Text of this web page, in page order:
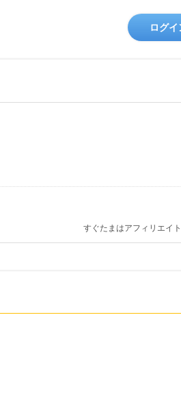
ログイ
すぐたまはアフィリエイ